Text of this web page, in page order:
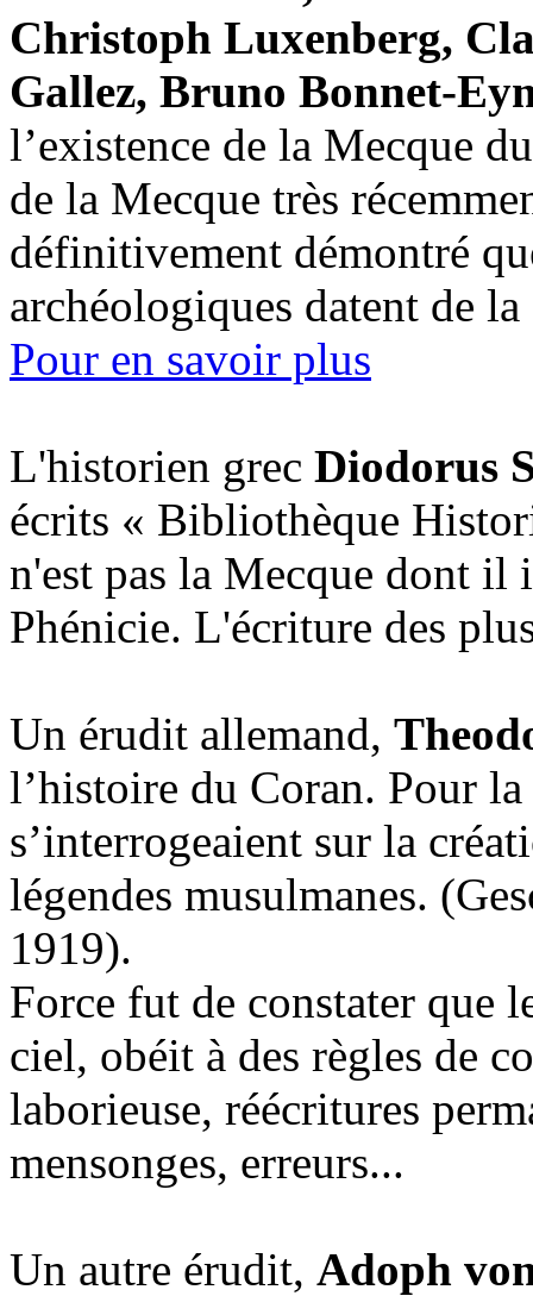
Christoph Luxenberg,
Gallez, Bruno Bonnet-
l’existence de la Mecque
de la Mecque très
définitivement démontré
archéologiques datent de
Pour en savoir plus
L'historien grec Diodorus
écrits « Bibliothèque
n'est pas la Mecque dont il
Phénicie. L'écriture des
Un érudit allemand,
l’histoire du Coran. Pour
s’interrogeaient sur la
légendes musulmanes.
1919).
Force fut de constater que
ciel, obéit à des règles de
laborieuse, réécritures
mensonges, erreurs...
Un autre érudit, Adoph